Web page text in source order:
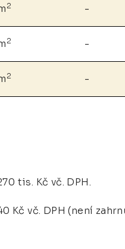
2 -
2 -
2 -
tis. Kč vč. DPH.
Kč vč. DPH (není